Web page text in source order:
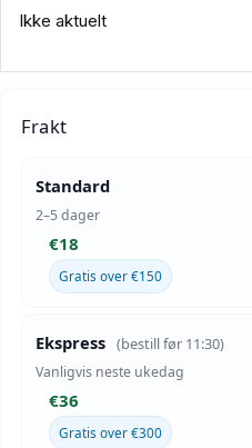
Ikke aktuelt
Frakt
Standard
2–5 dager
€18
Gratis over €150
Ekspress (bestill før 11:30)
Vanligvis neste ukedag
€36
Gratis over €300